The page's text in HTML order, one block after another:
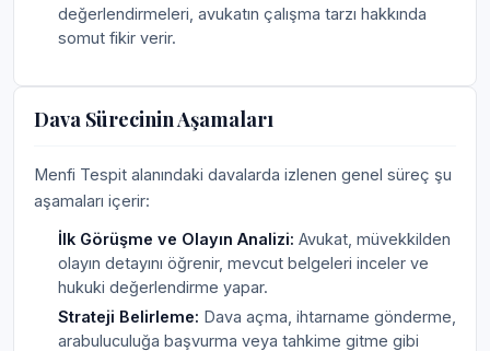
değerlendirmeleri, avukatın çalışma tarzı hakkında
somut fikir verir.
Dava Sürecinin Aşamaları
Menfi Tespit alanındaki davalarda izlenen genel süreç şu
aşamaları içerir:
İlk Görüşme ve Olayın Analizi: Avukat, müvekkilden
olayın detayını öğrenir, mevcut belgeleri inceler ve
hukuki değerlendirme yapar.
Strateji Belirleme: Dava açma, ihtarname gönderme,
arabuluculuğa başvurma veya tahkime gitme gibi